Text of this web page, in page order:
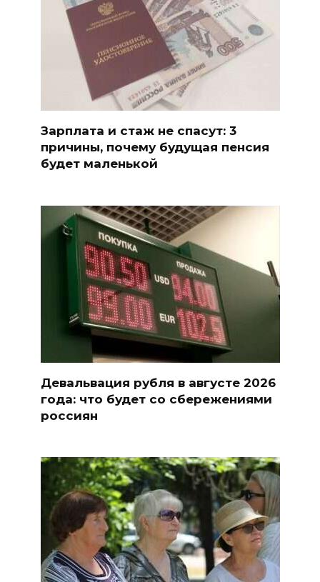
Зарплата и стаж не спасут: 3
причины, почему будущая пенсия
будет маленькой
Девальвация рубля в августе 2026
года: что будет со сбережениями
россиян